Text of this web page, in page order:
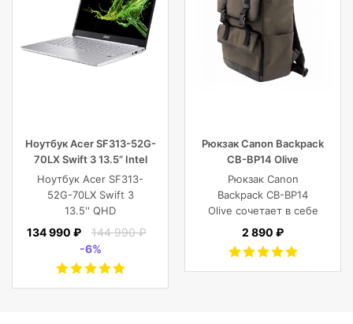
Ноутбук Acer SF313-52G-
70LX Swift 3 13.5” Intel
Core i7 16 GB 1TB SSD,
Silver
Ноутбук Acer SF313-
52G-70LX Swift 3
13.5'' QHD
(2256x1504) IPS/Intel
Core i7-1065G7
1.30GHz Quad/16
GB+1TB SSD/GF
MX350 2
134 990 ₽
144 990 ₽
-6%
Рюкзак Canon Backpack
CB-BP14 Olive
Рюкзак Canon
Backpack CB-BP14
Olive сочетает в себе
винтажный стиль,
современный
комфорт, и защиту
2 890 ₽